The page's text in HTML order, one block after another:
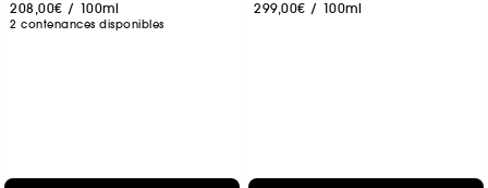
208,00€ / 100ml
2 contenances disponibles
299,00€ / 100ml